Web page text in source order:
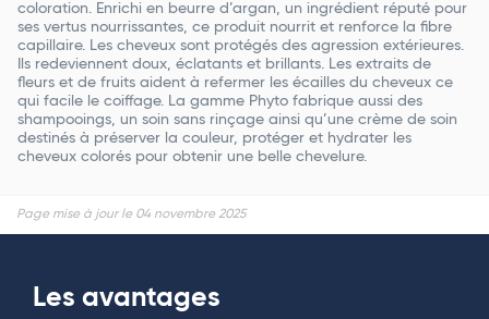
coloration. Enrichi en beurre d’argan, un ingrédient réputé pour
ses vertus nourrissantes, ce produit nourrit et renforce la fibre
capillaire. Les cheveux sont protégés des agression extérieures.
Ils redeviennent doux, éclatants et brillants. Les extraits de
fleurs et de fruits aident à refermer les écailles du cheveux ce
qui facile le coiffage. La gamme Phyto fabrique aussi des
shampooings, un soin sans rinçage ainsi qu’une crème de soin
destinés à préserver la couleur, protéger et hydrater les
cheveux colorés pour obtenir une belle chevelure.
Page mise à jour le 04 novembre 2025
Les avantages